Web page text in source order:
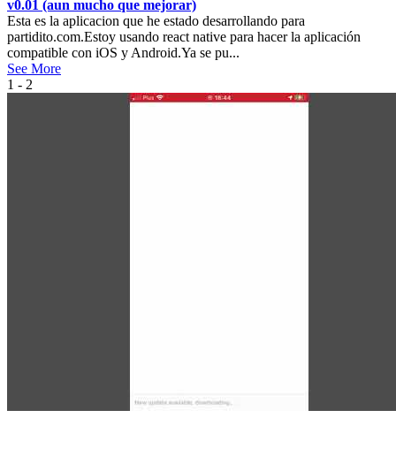
v0.01 (aun mucho que mejorar)
Esta es la aplicacion que he estado desarrollando para
partidito.com.Estoy usando react native para hacer la aplicación
compatible con iOS y Android.Ya se pu...
See More
1 - 2